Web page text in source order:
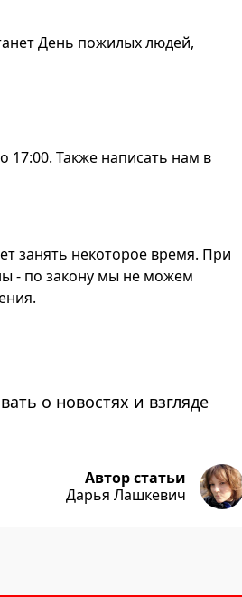
День пожилых людей,
17:00. Также написать нам в
занять некоторое время. При
- по закону мы не можем
о новостях и взгляде
Автор статьи
Дарья Лашкевич